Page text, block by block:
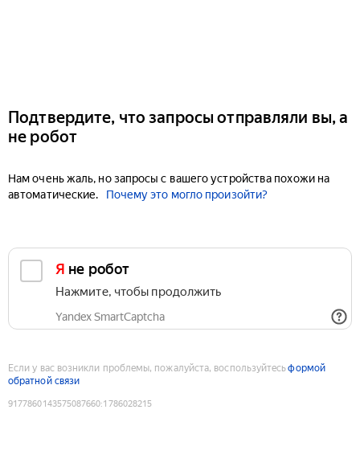
Подтвердите, что запросы отправляли вы, а
не робот
Нам очень жаль, но запросы с вашего устройства похожи на
автоматические.
Почему это могло произойти?
Я не робот
Нажмите, чтобы продолжить
Yandex SmartCaptcha
Если у вас возникли проблемы, пожалуйста, воспользуйтесьформой
обратной связи
9177860143575087660:1786028215